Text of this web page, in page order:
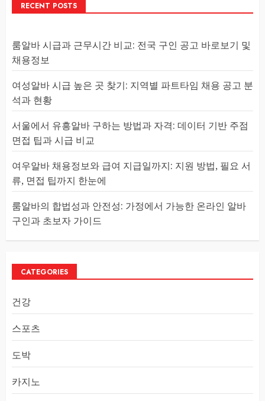
RECENT POSTS
룸알바 시급과 근무시간 비교: 전국 구인 공고 바로보기 및
채용정보
여성알바 시급 높은 곳 찾기: 지역별 파트타임 채용 공고 분
석과 현황
서울에서 유흥알바 구하는 방법과 자격: 데이터 기반 주점
면접 팁과 시급 비교
여우알바 채용정보와 급여 지급일까지: 지원 방법, 필요 서
류, 면접 팁까지 한눈에
룸알바의 합법성과 안전성: 가정에서 가능한 온라인 알바
구인과 초보자 가이드
CATEGORIES
건강
스포츠
도박
카지노